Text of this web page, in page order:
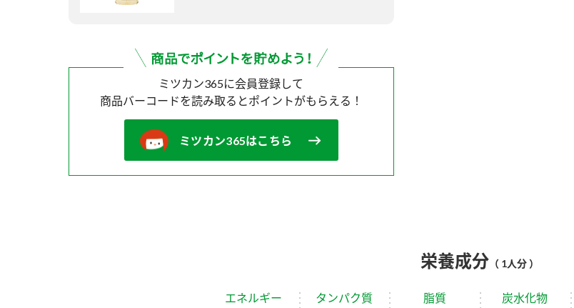
ミツカン365に会員登録して
商品バーコードを読み取ると ポイントがもらえる！
ミツカン365はこちら
栄養成分 （ 1人分 ）
エネルギー タンパク質 脂質 炭水化物